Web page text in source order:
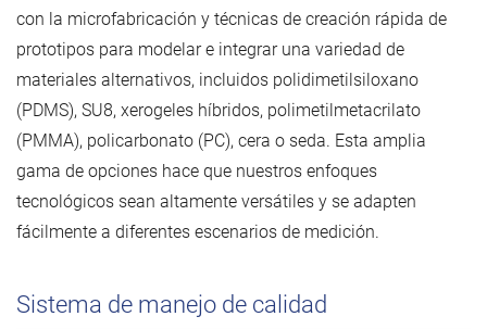
con la microfabricación y técnicas de creación rápida de
prototipos para modelar e integrar una variedad de
materiales alternativos, incluidos polidimetilsiloxano
(PDMS), SU8, xerogeles híbridos, polimetilmetacrilato
(PMMA), policarbonato (PC), cera o seda. Esta amplia
gama de opciones hace que nuestros enfoques
tecnológicos sean altamente versátiles y se adapten
fácilmente a diferentes escenarios de medición.
Sistema de manejo de calidad